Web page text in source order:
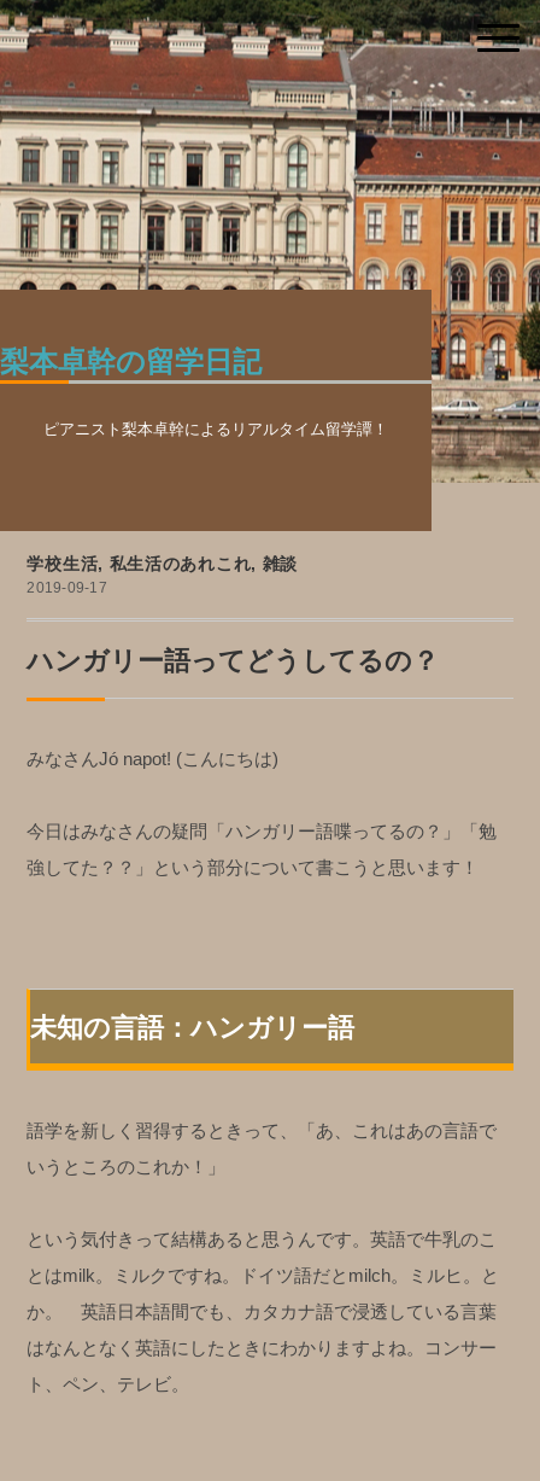
梨本卓幹の留学日記
ピアニスト梨本卓幹によるリアルタイム留学譚！
学校生活, 私生活のあれこれ, 雑談
2019-09-17
ハンガリー語ってどうしてるの？
みなさんJó napot! (こんにちは)
今日はみなさんの疑問「ハンガリー語喋ってるの？」「勉
強してた？？」という部分について書こうと思います！
未知の言語：ハンガリー語
語学を新しく習得するときって、「あ、これはあの言語で
いうところのこれか！」
という気付きって結構あると思うんです。英語で牛乳のこ
とはmilk。ミルクですね。ドイツ語だとmilch。ミルヒ。と
か。 英語日本語間でも、カタカナ語で浸透している言葉
はなんとなく英語にしたときにわかりますよね。コンサー
ト、ペン、テレビ。